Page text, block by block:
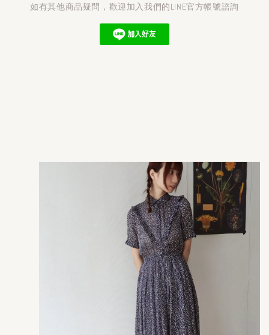
如有其他商品疑問，歡迎加入我們的LINE官方帳號諮詢